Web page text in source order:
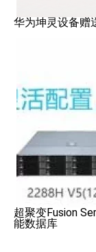
华为坤灵设备赠
超聚变Fusion Server
能数据库